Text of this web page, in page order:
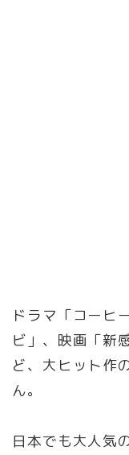
ドラマ「コーヒ
ビ」、映画「新
ど、大ヒット作
ん。
日本でも大人気